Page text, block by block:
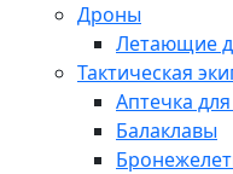
Дроны
Летающие
Тактическая
Аптечка
Балаклавы